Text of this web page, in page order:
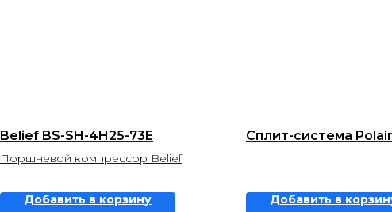
Belief BS-SH-4H25-73E
Поршневой компрессор Belief
Добавить в корзину
Сплит-система
Добавить в